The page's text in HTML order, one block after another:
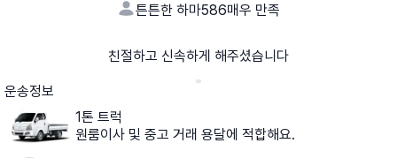
튼튼한 하마586매우 만족
친절하고 신속하게 해주셨습니다
운송정보
1톤 트럭
원룸이사 및 중고 거래 용달에 적합해요.